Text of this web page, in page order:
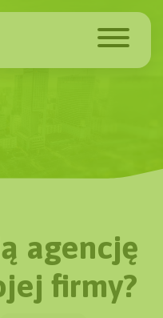
agencję
firmy?